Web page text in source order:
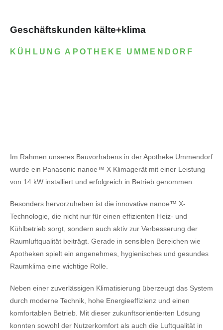
Geschäftskunden kälte+klima
KÜHLUNG APOTHEKE UMMENDORF
Im Rahmen unseres Bauvorhabens in der Apotheke Ummendorf
wurde ein Panasonic nanoe™ X Klimagerät mit einer Leistung
von 14 kW installiert und erfolgreich in Betrieb genommen.
Besonders hervorzuheben ist die innovative nanoe™ X-
Technologie, die nicht nur für einen effizienten Heiz- und
Kühlbetrieb sorgt, sondern auch aktiv zur Verbesserung der
Raumluftqualität beiträgt. Gerade in sensiblen Bereichen wie
Apotheken spielt ein angenehmes, hygienisches und gesundes
Raumklima eine wichtige Rolle.
Neben einer zuverlässigen Klimatisierung überzeugt das System
durch moderne Technik, hohe Energieeffizienz und einen
komfortablen Betrieb. Mit dieser zukunftsorientierten Lösung
konnten sowohl der Nutzerkomfort als auch die Luftqualität in